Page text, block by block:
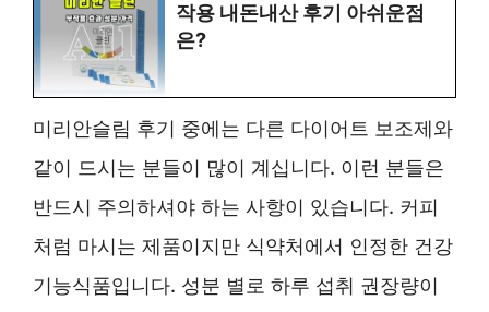
작용 내돈내산 후기 아쉬운점
은?
미리안슬림 후기 중에는 다른 다이어트 보조제와
같이 드시는 분들이 많이 계십니다. 이런 분들은
반드시 주의하셔야 하는 사항이 있습니다. 커피
처럼 마시는 제품이지만 식약처에서 인정한 건강
기능식품입니다. 성분 별로 하루 섭취 권장량이